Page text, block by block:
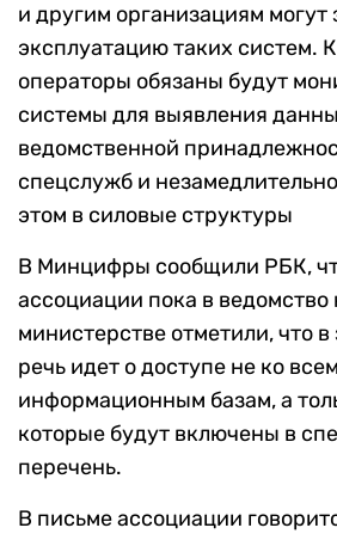
и другим организациям могут
эксплуатацию таких систем.
операторы обязаны будут
системы для выявления
ведомственной
спецслужб и
этом в силовые структуры
В Минцифры сообщили РБК,
ассоциации пока в ведомство
министерстве отметили, что
речь идет о доступе не ко всем
информационным базам, а
которые будут включены в
перечень.
В письме ассоциации